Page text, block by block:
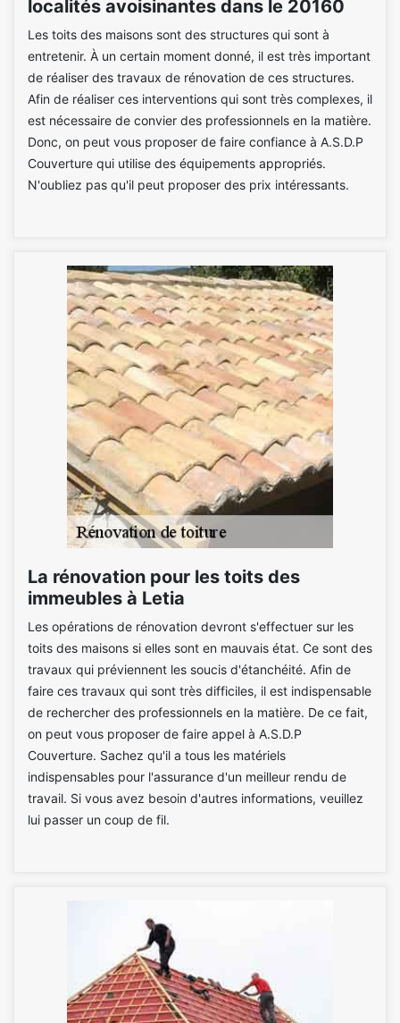
localités avoisinantes dans le 20160
Les toits des maisons sont des structures qui sont à
entretenir. À un certain moment donné, il est très important
de réaliser des travaux de rénovation de ces structures.
Afin de réaliser ces interventions qui sont très complexes, il
est nécessaire de convier des professionnels en la matière.
Donc, on peut vous proposer de faire confiance à A.S.D.P
Couverture qui utilise des équipements appropriés.
N'oubliez pas qu'il peut proposer des prix intéressants.
La rénovation pour les toits des
immeubles à Letia
Les opérations de rénovation devront s'effectuer sur les
toits des maisons si elles sont en mauvais état. Ce sont des
travaux qui préviennent les soucis d'étanchéité. Afin de
faire ces travaux qui sont très difficiles, il est indispensable
de rechercher des professionnels en la matière. De ce fait,
on peut vous proposer de faire appel à A.S.D.P
Couverture. Sachez qu'il a tous les matériels
indispensables pour l'assurance d'un meilleur rendu de
travail. Si vous avez besoin d'autres informations, veuillez
lui passer un coup de fil.